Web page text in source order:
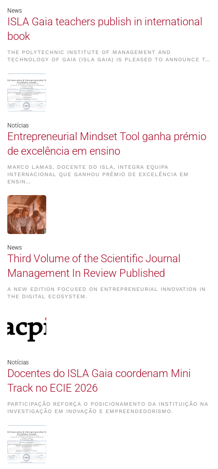
News
ISLA Gaia teachers publish in international
book
THE POLYTECHNIC INSTITUTE OF MANAGEMENT AND
TECHNOLOGY OF GAIA (ISLA GAIA) IS PLEASED TO ANNOUNCE T…
Notícias
Entrepreneurial Mindset Tool ganha prémio
de excelência em ensino
MARCO LAMAS, DOCENTE DO ISLA, INTEGRA EQUIPA
INTERNACIONAL QUE GANHOU PRÉMIO DE EXCELÊNCIA EM
ENSIN…
News
Third Volume of the Scientific Journal
Management In Review Published
A NEW EDITION FOCUSED ON ENTREPRENEURIAL INNOVATION IN
THE DIGITAL ECOSYSTEM.
Notícias
Docentes do ISLA Gaia coordenam Mini
Track no ECIE 2026
PARTICIPAÇÃO REFORÇA O POSICIONAMENTO DA INSTITUIÇÃO NA
INVESTIGAÇÃO EM INOVAÇÃO E EMPREENDEDORISMO.